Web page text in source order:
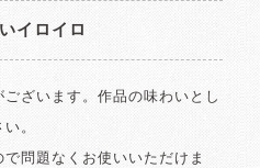
イロイロ
ざいます。作品の味わいとし
。
問題なくお使いいただけま